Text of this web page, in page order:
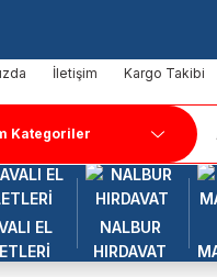
İletişim Kargo Takibi
EL
NALBUR
HIRDAVAT